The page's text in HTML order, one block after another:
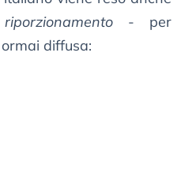
riporzionamento- per
diffusa: